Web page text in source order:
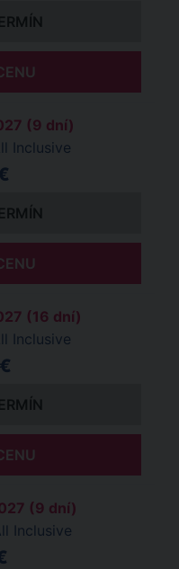
(9 dní)
Inclusive
(16 dní)
Inclusive
(9 dní)
Inclusive